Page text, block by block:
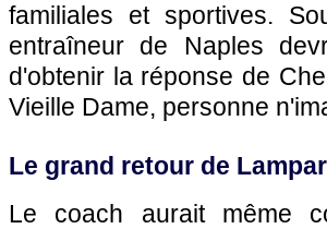
familiales et sportives.
entraîneur de Naples
d'obtenir la réponse de
Vieille Dame, personne
Le grand retour de
Le coach aurait même